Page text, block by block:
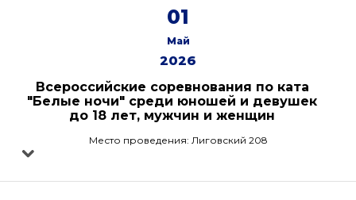
01
Май
2026
Всероссийские соревнования по ката
"Белые ночи" среди юношей и девушек
до 18 лет, мужчин и женщин
Место проведения: Лиговский 208